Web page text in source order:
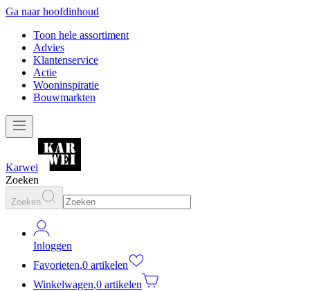
Ga naar hoofdinhoud
Toon hele assortiment
Advies
Klantenservice
Actie
Wooninspiratie
Bouwmarkten
Karwei
Zoeken
Zoeken
Inloggen
Favorieten,0 artikelen
Winkelwagen,0 artikelen